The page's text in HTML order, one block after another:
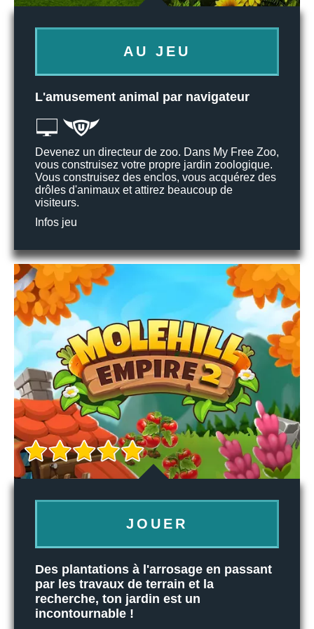
AU JEU
L'amusement animal par navigateur
Devenez un directeur de zoo. Dans My Free Zoo,
vous construisez votre propre jardin zoologique.
Vous construisez des enclos, vous acquérez des
drôles d'animaux et attirez beaucoup de
visiteurs.
Infos jeu
JOUER
Des plantations à l'arrosage en passant
par les travaux de terrain et la
recherche, ton jardin est un
incontournable !